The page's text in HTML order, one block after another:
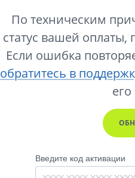
По техническим
статус вашей оплаты,
Если ошибка
обратитесь в
его
Введите код активации